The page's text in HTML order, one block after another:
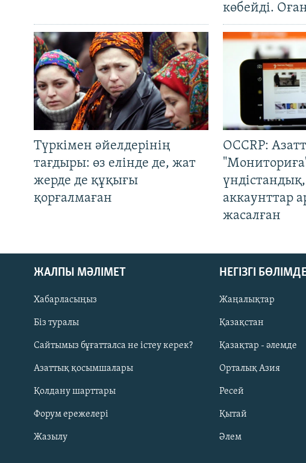
Русский
ЖАЗЫЛЫҢЫЗ
көбейді.
Түркімен әйелдерінің
тағдыры: өз елінде де, жат
жерде де құқығы
қорғалмаған
OCCRP:
аккаунттар
жасалған
ЖАЛПЫ МӘЛІМЕТ
Хабарласыңыз
Біз туралы
Сайтымыз бұғатталса не істеу керек?
Азаттық қосымшалары
Қолдану шарттары
Форум ережелері
Жазылу
НЕГІЗГІ
Жаңалықтар
Қазақстан
Қазақтар - әлемде
Орталық Азия
Ресей
Қытай
Әлем